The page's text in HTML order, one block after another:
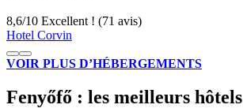
8,6/10 Excellent ! (71 avis)
Hotel Corvin
VOIR PLUS D’HÉBERGEMENTS
Fenyőfő : les meilleurs hôtels